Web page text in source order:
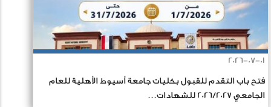
2026-07-01
فتح باب التقدم للقبول بكليات جامعة أسيوط الأهلية للعام
الجامعي 2026/2027 للشهادات…